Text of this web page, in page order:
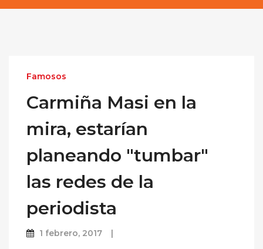
Famosos
Carmiña Masi en la
mira, estarían
planeando "tumbar"
las redes de la
periodista
1 febrero, 2017